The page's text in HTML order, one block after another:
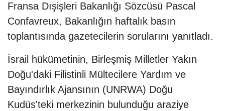
Fransa Dışişleri Bakanlığı Sözcüsü Pascal
Confavreux, Bakanlığın haftalık basın
toplantısında gazetecilerin sorularını yanıtladı.
İsrail hükümetinin, Birleşmiş Milletler Yakın
Doğu'daki Filistinli Mültecilere Yardım ve
Bayındırlık Ajansının (UNRWA) Doğu
Kudüs'teki merkezinin bulunduğu araziye